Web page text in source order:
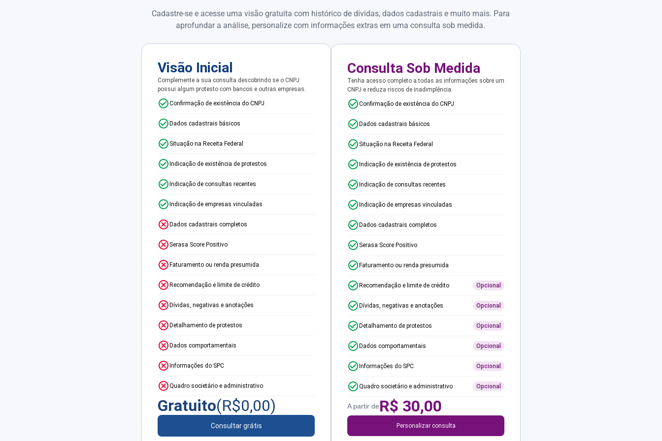
Cadastre-se e acesse uma visão gratuita com histórico de dívidas, dados cadastrais e muito mais. Para
aprofundar a análise, personalize com informações extras em uma consulta sob medida.
Visão Inicial
Complemente a sua consulta descobrindo se o CNPJ
possui algum protesto com bancos e outras empresas.
Confirmação de existência do CNPJ
Dados cadastrais básicos
Situação na Receita Federal
Indicação de existência de protestos
Indicação de consultas recentes
Indicação de empresas vinculadas
Dados cadastrais completos
Serasa Score Positivo
Faturamento ou renda presumida
Recomendação e limite de crédito
Dívidas, negativas e anotações
Detalhamento de protestos
Dados comportamentais
Informações do SPC
Quadro societário e administrativo
Gratuito(R$0,00)
Consultar grátis
Consulta Sob Medida
Tenha acesso completo a todas as informações sobre um
CNPJ e reduza riscos de inadimplência.
Confirmação de existência do CNPJ
Dados cadastrais básicos
Situação na Receita Federal
Indicação de existência de protestos
Indicação de consultas recentes
Indicação de empresas vinculadas
Dados cadastrais completos
Serasa Score Positivo
Faturamento ou renda presumida
Recomendação e limite de crédito Opcional
Dívidas, negativas e anotações Opcional
Detalhamento de protestos Opcional
Dados comportamentais Opcional
Informações do SPC Opcional
Quadro societário e administrativo Opcional
A partir deR$ 30,00
Personalizar consulta